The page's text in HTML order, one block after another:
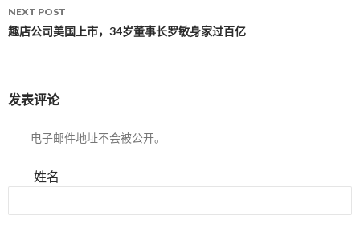
NEXT POST
趣店公司美国上市，34岁董事长罗敏身家过百亿
发表评论
电子邮件地址不会被公开。
姓名